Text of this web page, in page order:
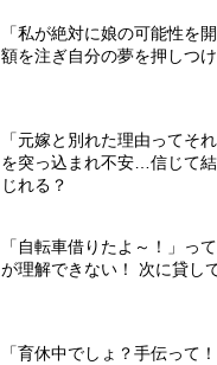
「私が絶対に娘の可能性を
額を注ぎ自分の夢を押しつ
「元嫁と別れた理由ってそ
を突っ込まれ不安…信じて
じれる？
「自転車借りたよ～！」っ
が理解できない！ 次に貸し
「育休中でしょ？手伝って